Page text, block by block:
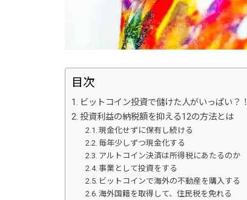
目次
ビットコイン投資で儲けた人がいっぱい？！
投資利益の納税額を抑える12の方法とは
現金化せずに保有し続ける
毎年少しずつ現金化する
アルトコイン決済は所得税にあたるのか
事業として投資をする
ビットコインで海外の不動産を購入する
海外国籍を取得して、住民税を免れる